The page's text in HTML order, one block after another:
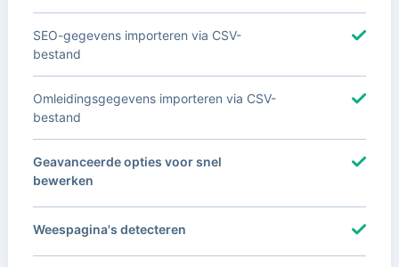
SEO-gegevens importeren via CSV-
bestand
Omleidingsgegevens importeren via CSV-
bestand
Geavanceerde opties voor snel
bewerken
Weespagina's detecteren